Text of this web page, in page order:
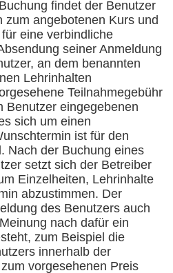
findet der Benutzer
zum angebotenen Kurs und
eine verbindliche
seiner Anmeldung
an dem benannten
Lehrinhalten
Teilnahmegebühr
Benutzer eingegebenen
sich um einen
ist für den
Nach der Buchung eines
setzt sich der Betreiber
Einzelheiten, Lehrinhalte
abzustimmen. Der
des Benutzers auch
nach dafür ein
zum Beispiel die
innerhalb der
vorgesehenen Preis